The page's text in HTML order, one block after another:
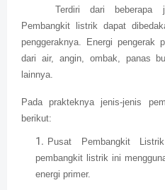
Terdiri dari beberapa
Pembangkit listrik dapat
penggeraknya. Energi pengerak
dari air, angin, ombak, panas
lainnya.
Pada prakteknya jenis-jenis
berikut:
Pusat Pembangkit
pembangkit listrik ini
energi primer.